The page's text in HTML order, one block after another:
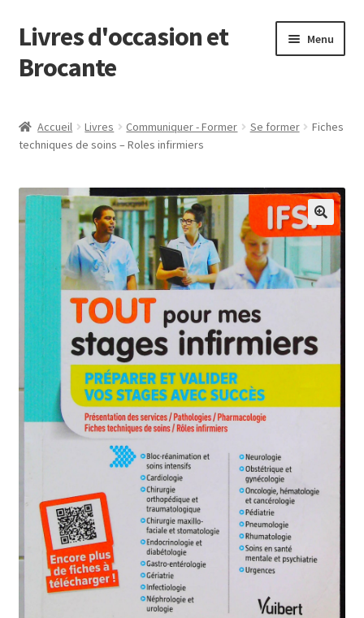
Aller
à
la
Aller
au
contenu
Livres d'occasion et
Brocante
Menu
Accueil Livres Communiquer - Former Se former
Fiches
techniques de soins – Roles infirmiers